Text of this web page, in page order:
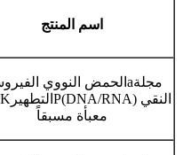
اسم المنتج
مجلةa الحمض النووي
النقي (DNA/RNA)
P التطهير K
معبأة مسبقاً